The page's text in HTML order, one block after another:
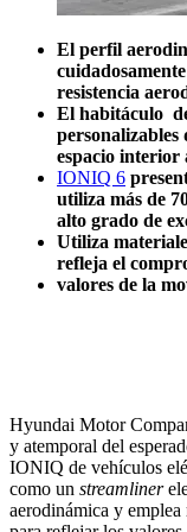
El perfil
resistencia
El habitáculo
personalizables
espacio interior
IONIQ 6
utiliza más de
alto grado de
Utiliza
refleja el
valores de la
Hyundai Motor
y atemporal del
IONIQ de vehículos
como un streamliner
aerodinámica y emplea